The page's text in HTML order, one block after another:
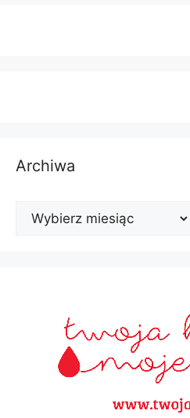
Archiwa
Archiwa